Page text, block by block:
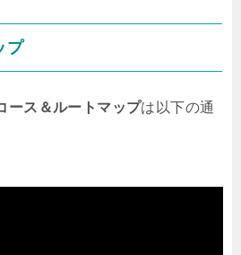
プ
ース＆ルートマップは以下の通